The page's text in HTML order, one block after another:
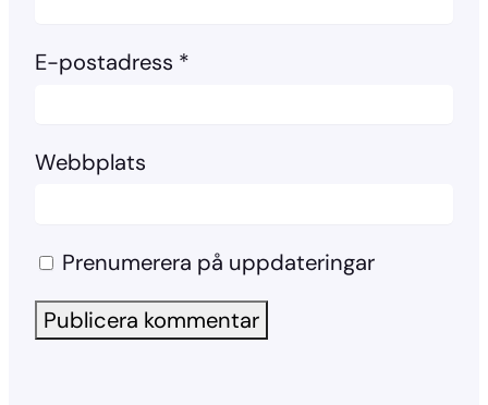
E-postadress *
Webbplats
Prenumerera på uppdateringar